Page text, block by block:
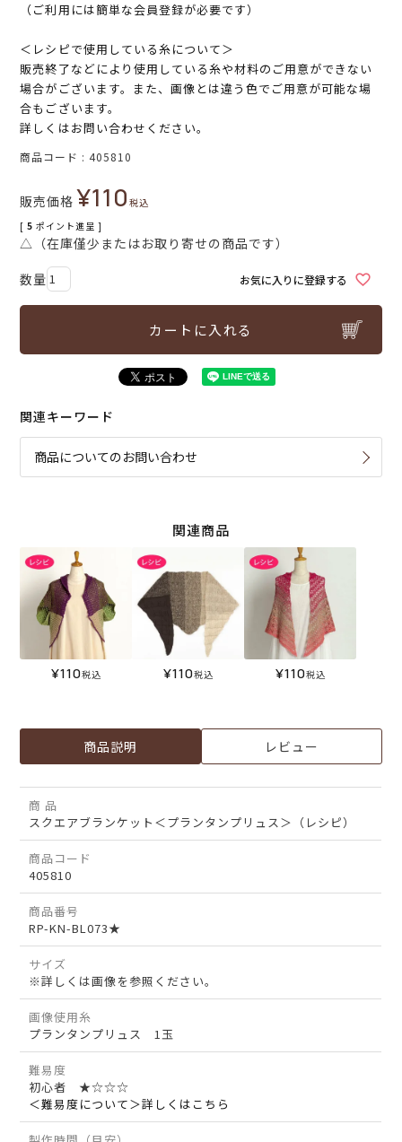
（ご利用には簡単な会員登録が必要です）
＜レシピで使用している糸について＞
販売終了などにより使用している糸や材料のご用意ができない
場合がございます。また、画像とは違う色でご用意が可能な場
合もございます。
詳しくはお問い合わせください。
商品コード 405810
販売価格 ¥110税込
[ 5 ポイント進呈 ]
△（在庫僅少またはお取り寄せの商品です）
お気に入りに登録する
カートに入れる
関連キーワード
商品についてのお問い合わせ
関連商品
¥110税込 ¥110税込 ¥110税込
商品説明 レビュー
商 品
スクエアブランケット＜プランタンプリュス＞（レシピ）
商品コード
405810
商品番号
RP-KN-BL073★
サイズ
※詳しくは画像を参照ください。
画像使用糸
プランタンプリュス 1玉
難易度
初心者 ★☆☆☆
＜難易度について＞詳しくはこちら